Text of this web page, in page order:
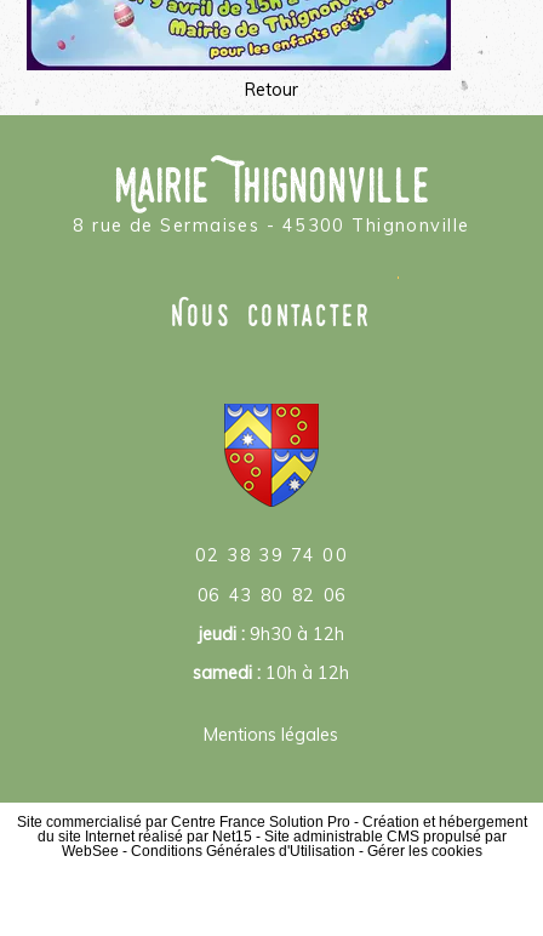
Retour
Mairie Thignonville
8 rue de Sermaises - 45300 Thignonville
Nous contacter
02 38 39 74 00
06 43 80 82 06
jeudi : 9h30 à 12h
samedi : 10h à 12h
Mentions légales
Site commercialisé par Centre France Solution Pro- Création et hébergement
du site Internet réalisé par Net15- Site administrable CMS propulsé par
WebSee - Conditions Générales d'Utilisation - Gérer les cookies